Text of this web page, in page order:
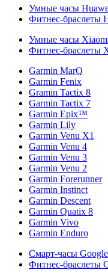
Умные часы
Фитнес-браслеты
Умные часы
Фитнес-браслеты
Garmin MarQ
Garmin Fenix
Gramin Tactix 8
Garmin Tactix 7
Garmin Epix™
Garmin Lily
Garmin Venu X1
Garmin Venu 4
Garmin Venu 3
Garmin Venu 2
Garmin Forerunner
Garmin Instinct
Garmin Descent
Garmin Quatix 8
Garmin Vivo
Garmin Enduro
Смарт-часы
Фитнес-браслеты